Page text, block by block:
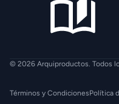
© 2026 Arquiproductos. Todos
Términos y CondicionesPolítica